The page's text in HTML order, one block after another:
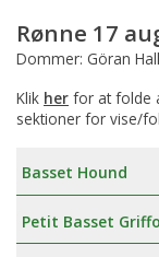
Rønne 17
Dommer: Göran
Klik her for at folde
sektioner for vise/
Basset Hound
Petit Basset